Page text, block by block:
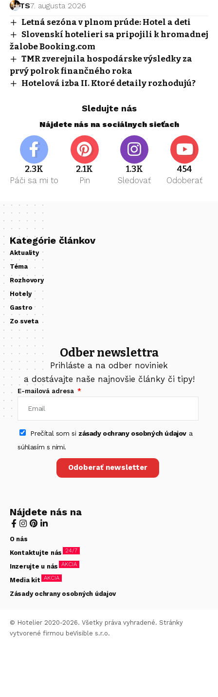
TS7. augusta 2026
Letná sezóna v plnom prúde: Hotel a deti
Slovenskí hotelieri sa pripojili k hromadnej
žalobe Booking.com
TMR zverejnila hospodárske výsledky za
prvý polrok finančného roka
Hotelová izba II. Ktoré detaily rozhodujú?
Sledujte nás
Nájdete nás na sociálnych sieťach
2.3K
Páči sa mi to
2.1K
Pin
1.3K
Sledovať
454
Odoberať
Kategórie článkov
Aktuality
Téma
Rozhovory
Hotely
Gastro
Zo sveta
Odber newslettra
Prihláste a na odber noviniek
a dostávajte naše najnovšie články či tipy!
E-mailová adresa
Prečítal som si zásady ochrany osobných údajova
súhlasím s nimi.
Odoberať newsletter
Nájdete nás na
O nás
Kontaktujte nás 24/7
Inzerujte u nás AKCIA
Media kit AKCIA
Zásady ochrany osobných údajov
© Hotelier 2020-2026. Všetky práva vyhradené. Stránky
vytvorené firmou beVisible s.r.o.